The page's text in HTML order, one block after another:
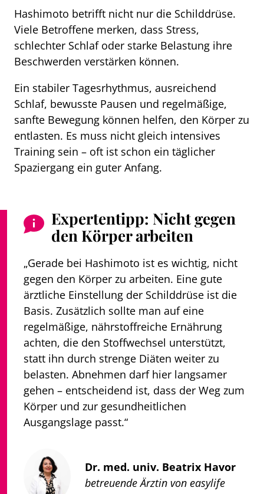
Hashimoto betrifft nicht nur die Schilddrüse.
Viele Betroffene merken, dass Stress,
schlechter Schlaf oder starke Belastung ihre
Beschwerden verstärken können.
Ein stabiler Tagesrhythmus, ausreichend
Schlaf, bewusste Pausen und regelmäßige,
sanfte Bewegung können helfen, den Körper zu
entlasten. Es muss nicht gleich intensives
Training sein – oft ist schon ein täglicher
Spaziergang ein guter Anfang.
Expertentipp: Nicht gegen
den Körper arbeiten
„Gerade bei Hashimoto ist es wichtig, nicht
gegen den Körper zu arbeiten. Eine gute
ärztliche Einstellung der Schilddrüse ist die
Basis. Zusätzlich sollte man auf eine
regelmäßige, nährstoffreiche Ernährung
achten, die den Stoffwechsel unterstützt,
statt ihn durch strenge Diäten weiter zu
belasten. Abnehmen darf hier langsamer
gehen – entscheidend ist, dass der Weg zum
Körper und zur gesundheitlichen
Ausgangslage passt.“
Dr. med. univ. Beatrix Havor
betreuende Ärztin von easylife